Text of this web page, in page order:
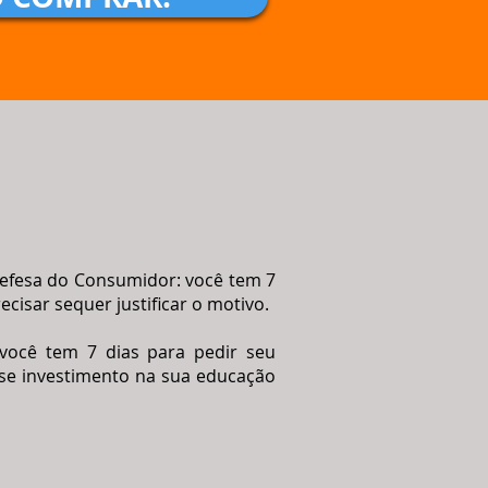
do Consumidor: você tem 7
sequer justificar o motivo.
tem 7 dias para pedir seu
investimento na sua educação